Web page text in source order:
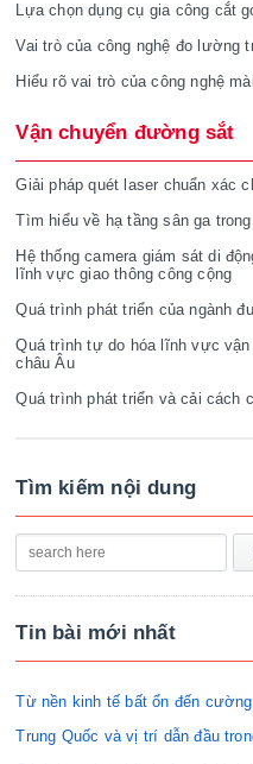
Lựa chọn dụng cụ gia công cắt
Vai trò của công nghệ đo lường
Hiểu rõ vai trò của công nghệ
Vận chuyển đường sắt
Giải pháp quét laser chuẩn xác
Tìm hiểu về hạ tầng sân ga
Hệ thống camera giám sát di
lĩnh vực giao thông công cộng
Quá trình phát triển của ngành
Quá trình tự do hóa lĩnh vực
châu Âu
Quá trình phát triển và cải cách
Tìm kiếm nội dung
Tin bài mới nhất
Từ nền kinh tế bất ổn đến
Trung Quốc và vị trí dẫn đầu